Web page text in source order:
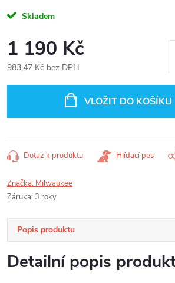
Skladem
1 190 Kč
983,47 Kč bez DPH
VLOŽIT DO KOŠÍKU
Dotaz k produktu Hlídací pes
Značka: Milwaukee
Záruka: 3 roky
Popis produktu
Detailní popis